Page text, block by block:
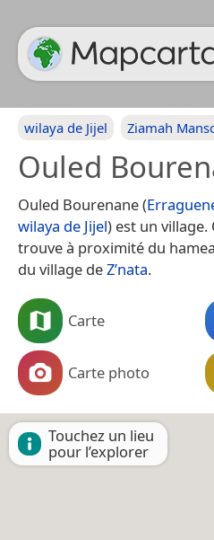
wilaya de Jijel Ziamah
Ouled
Ouled Bourenane (
wilaya de Jijel) est un
trouve à proximité du
du village deZ’nata.
Carte
Carte photo
Touchez un lieu
pour l’explorer